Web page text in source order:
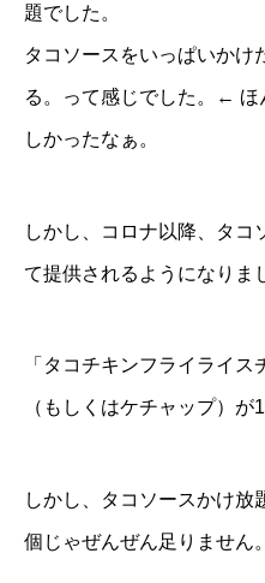
題でした。
タコソースをいっぱいかけ
る。って感じでした。← ほ
しかったなぁ。
しかし、コロナ以降、タコ
て提供されるようになりま
「タコチキンフライライ
（もしくはケチャップ）が
しかし、タコソースかけ放
個じゃぜんぜん足りません。